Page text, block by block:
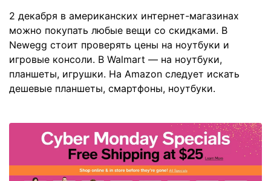
2 декабря в американских интернет-магазинах
можно покупать любые вещи со скидками. В
Newegg стоит проверять цены на ноутбуки и
игровые консоли. В Walmart — на ноутбуки,
планшеты, игрушки. На Amazon следует искать
дешевые планшеты, смартфоны, ноутбуки.